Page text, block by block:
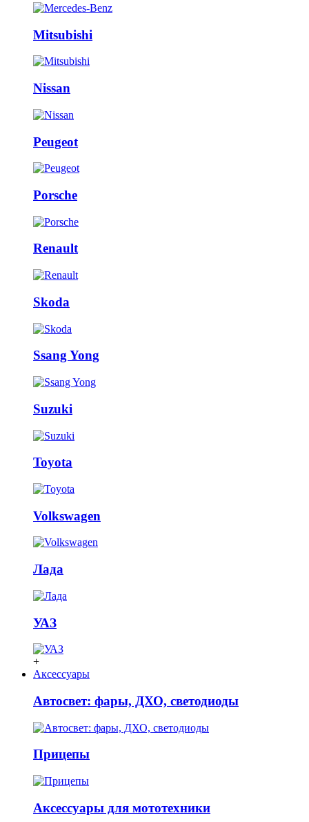
Mitsubishi
Nissan
Peugeot
Porsche
Renault
Skoda
Ssang Yong
Suzuki
Toyota
Volkswagen
Лада
УАЗ
+
Аксессуары
Автосвет: фары, ДХО, светодиоды
Прицепы
Аксессуары для мототехники